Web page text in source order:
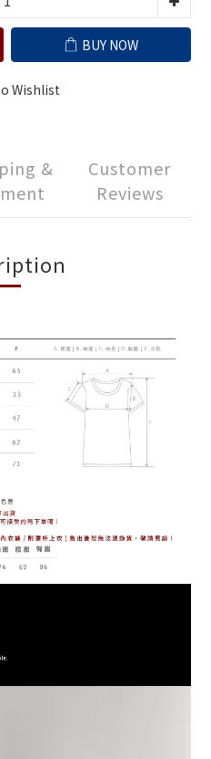
BUY NOW
Wishlist
&
Customer
Reviews